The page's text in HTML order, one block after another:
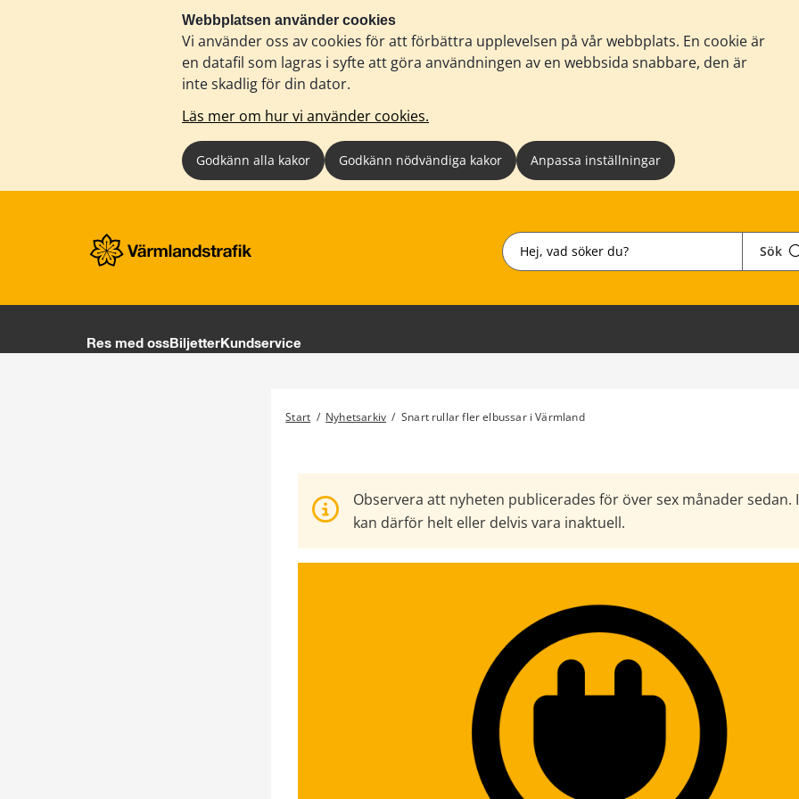
Webbplatsen använder cookies
Vi använder oss av cookies för att förbättra upplevelsen på vår webbplats. En cookie är
en datafil som lagras i syfte att göra användningen av en webbsida snabbare, den är
inte skadlig för din dator.
Läs mer om hur vi använder cookies.
Godkänn alla kakor Godkänn nödvändiga kakor Anpassa inställningar
Sök Sök
Res med ossBiljetterKundservice
Start / Nyhetsarkiv / Snart rullar fler elbussar i Värmland
Observera att nyheten publicerades för över sex månader
kan därför helt eller delvis vara inaktuell.